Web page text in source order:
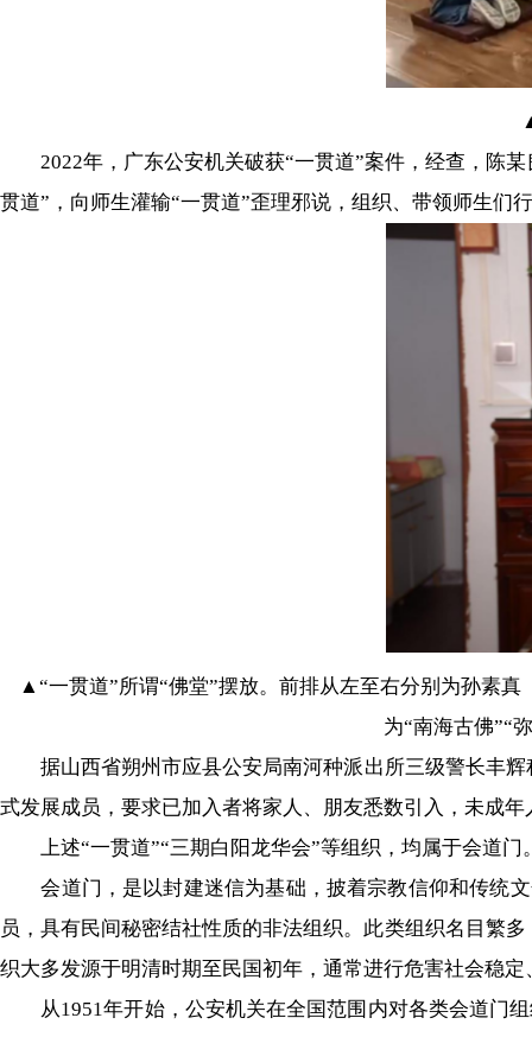
2022年，广东公安机关破获“一贯道”案件，经查，陈某
贯道”，向师生灌输“一贯道”歪理邪说，组织、带领师生们
▲“一贯道”所谓“佛堂”摆放。前排从左至右分别为孙素
为“南海古佛”“
据山西省朔州市应县公安局南河种派出所三级警长丰辉
式发展成员，要求已加入者将家人、朋友悉数引入，未成
上述“一贯道”“三期白阳龙华会”等组织，均属于会道门
会道门，是以封建迷信为基础，披着宗教信仰和传统文
员，具有民间秘密结社性质的非法组织。此类组织名目繁
织大多发源于明清时期至民国初年，通常进行危害社会稳
从1951年开始，公安机关在全国范围内对各类会道门组